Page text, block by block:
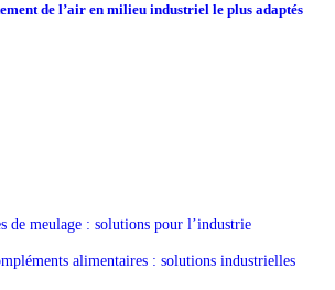
de l’air en milieu industriel le plus adaptés
de meulage : solutions pour l’industrie
alimentaires : solutions industrielles